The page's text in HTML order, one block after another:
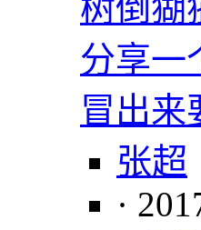
树倒猢
分享一
冒出
张超
·